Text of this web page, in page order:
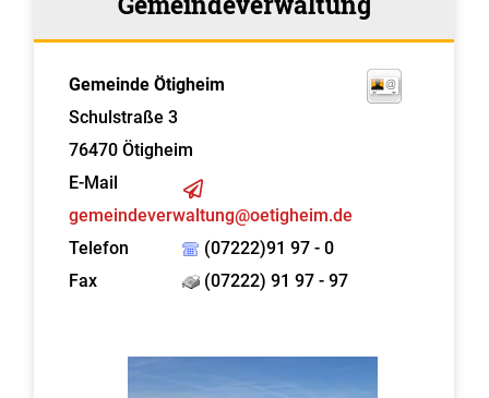
Gemeinde Ötigheim
Schulstraße 3
76470 Ötigheim
E-Mail
gemeindeverwaltung@oetigheim.de
Telefon
(07222)91 97 - 0
Fax
(07222) 91 97 - 97